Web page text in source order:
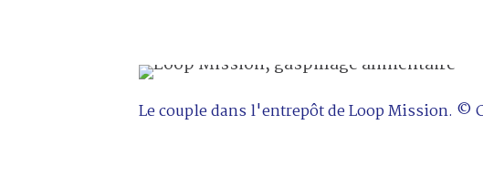
Le couple dans l'entrepôt de Loop Mission. ©